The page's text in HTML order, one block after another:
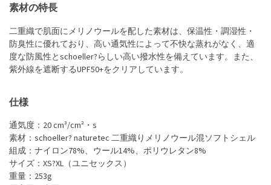
素材の特長
二重織で肌面にメリノウールを配した素材は、保温性・調湿性・
防臭性に優れており、高い通気性によって不快な蒸れがなく、適
度な防風性とschoeller?らしい高い撥水性を備えています。また、
紫外線を遮断するUPF50+をクリアしています。
仕様
通気度：20 cm³/cm²・s
素材：schoeller? naturetec 二重織りメリノウール混ソフトシェル
組成：ナイロン78%、ウール14%、ポリウレタン8%
サイズ：XS?XL（ユニセックス）
重量：253g